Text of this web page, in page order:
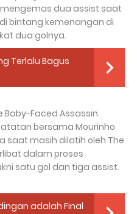
dua assist saat
bintang kemenangan di
dua golnya.
Terlalu Bagus
Baby-Faced Assassin
bersama Mourinho
saat masih dilatih oleh The
dalam proses
satu gol dan tiga assist.
adalah Final